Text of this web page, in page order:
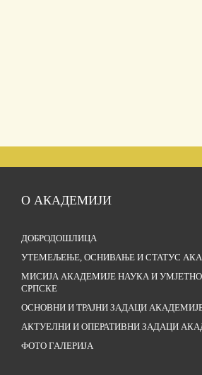
О АКАДЕМИЈИ
ДОБРОДОШЛИЦА
УТЕМЕЉЕЊЕ, ОСНИВАЊЕ И СТАТУС
МИСИЈА АКАДЕМИЈЕ НАУКА И
СРПСКЕ
ОСНОВНИ И ТРАЈНИ ЗАДАЦИ
АКТУЕЛНИ И ОПЕРАТИВНИ ЗАДАЦИ
ФОТО ГАЛЕРИЈА